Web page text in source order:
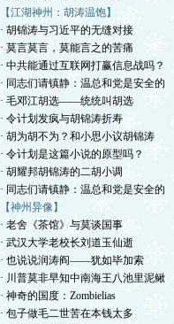
【江湖神州：胡涛温饱】
· 胡锦涛与习近平的无缝对接
· 莫言莫言，莫能言之的苦痛
· 中共能通过互联网打赢信息战吗？
· 同志们请镇静：温总和党是安全的
· 毛邓江胡选——统统叫胡选
· 令计划发疯与胡锦涛折寿
· 胡为胡不为？和小思小议胡锦涛
· 令计划是这篇小说的原型吗？
· 胡耀邦胡锦涛的二胡小调
· 同志们请镇静：温总和党是安全的
【神州异像】
· 老舍《茶馆》与莫谈国事
· 武汉大学老校长刘道玉仙逝
· 也说说润涛阎——犹如毕加索
· 川普莫非早知中南海王八池里泥鳅
· 神奇的国度：Zombielias
· 包子做毛二世苦在本钱太多